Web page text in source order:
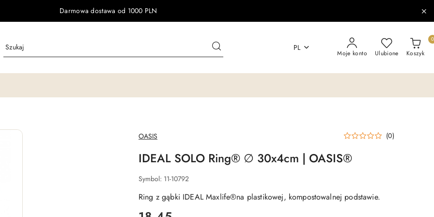
Darmowa dostawa od 1000 PLN
PL
Moje konto Ulubione Koszyk
0
NAZWA
PRODUCENTA:
OASIS (0)
IDEAL SOLO Ring® ∅ 30x4cm | OASIS®
Symbol: 11-10792
Ring z gąbki IDEAL Maxlife®na plastikowej, kompostowalnej podstawie.